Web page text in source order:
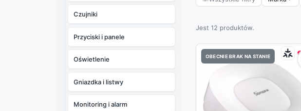
Czujniki
Przyciski i panele
Oświetlenie
Gniazdka i listwy
Monitoring i alarm
Jest 12 produktów.
OBECNIE BRAK NA STANIE